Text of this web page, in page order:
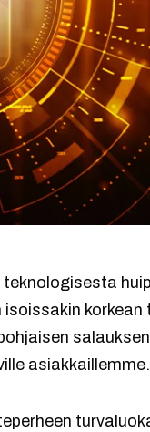
korkean
asiakkaillemme.